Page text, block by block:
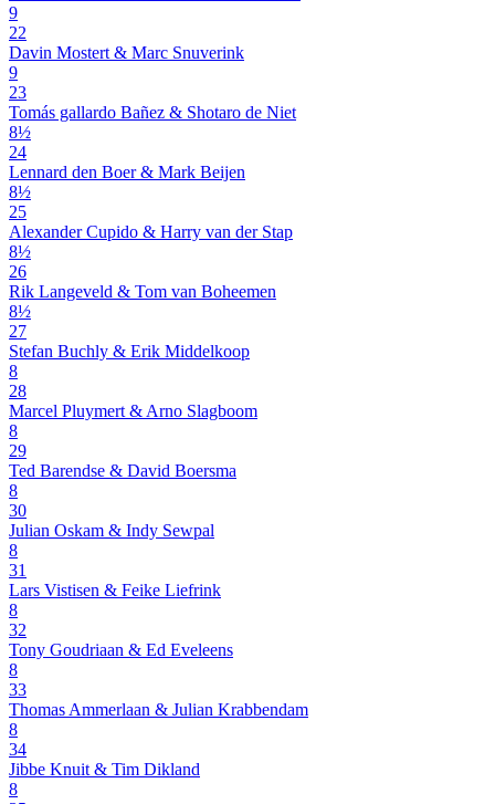
9
22
Davin Mostert & Marc Snuverink
9
23
Tomás gallardo Bañez & Shotaro de Niet
8½
24
Lennard den Boer & Mark Beijen
8½
25
Alexander Cupido & Harry van der Stap
8½
26
Rik Langeveld & Tom van Boheemen
8½
27
Stefan Buchly & Erik Middelkoop
8
28
Marcel Pluymert & Arno Slagboom
8
29
Ted Barendse & David Boersma
8
30
Julian Oskam & Indy Sewpal
8
31
Lars Vistisen & Feike Liefrink
8
32
Tony Goudriaan & Ed Eveleens
8
33
Thomas Ammerlaan & Julian Krabbendam
8
34
Jibbe Knuit & Tim Dikland
8